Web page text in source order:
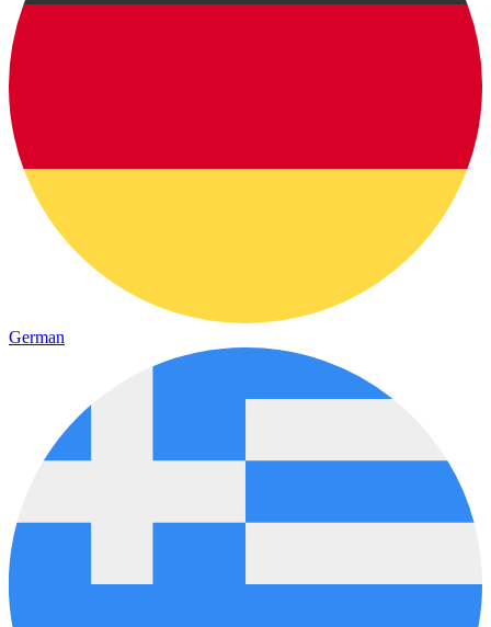
German